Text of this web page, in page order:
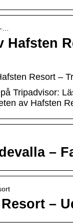
…
Hafsten
Resort –
Tripadvisor:
av Hafsten
–
–